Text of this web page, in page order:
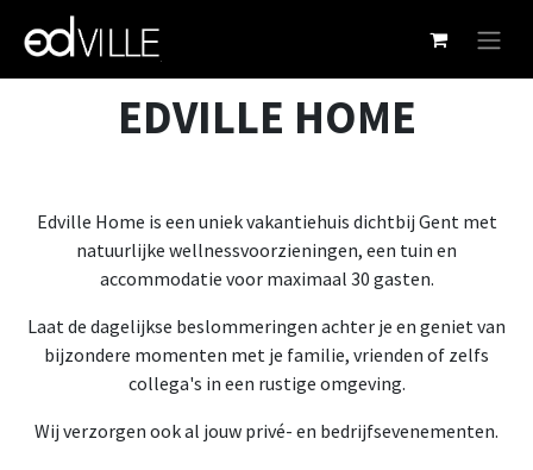
Overslaan naar inhoud
EDVILLE HOME
Edville Home is een uniek vakantiehuis dichtbij Gent met
natuurlijke wellnessvoorzieningen, een tuin en
accommodatie voor maximaal 30 gasten.
Laat de dagelijkse beslommeringen achter je en geniet van
bijzondere momenten met je familie, vrienden of zelfs
collega's in een rustige omgeving.
Wij verzorgen ook al jouw privé- en bedrijfsevenementen.